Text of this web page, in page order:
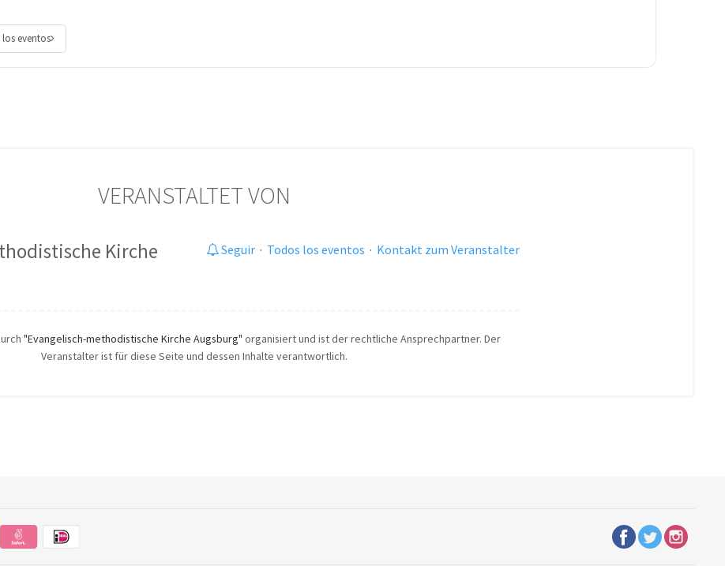
eventos
VERANSTALTET VON
Kirche
Seguir· Todos los eventos · Kontakt zum Veranstalter
"Evangelisch-methodistische Kirche Augsburg" organisiert und ist der rechtliche Ansprechpartner. Der
Veranstalter ist für diese Seite und dessen Inhalte verantwortlich.